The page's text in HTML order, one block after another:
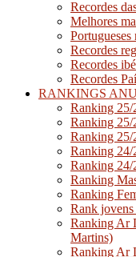
Recordes
Melhores
Recordes
Recordes
Recordes
RANKINGS
Ranking 25/
Ranking
Ranking 25/
Ranking
Ranking 24/
Ranking
Ranking
Rank
Ranking Ar
Martins)
Ranking Ar